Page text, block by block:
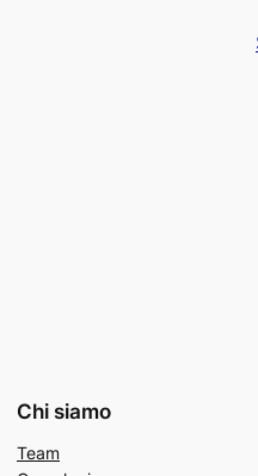
Chi siamo
Team